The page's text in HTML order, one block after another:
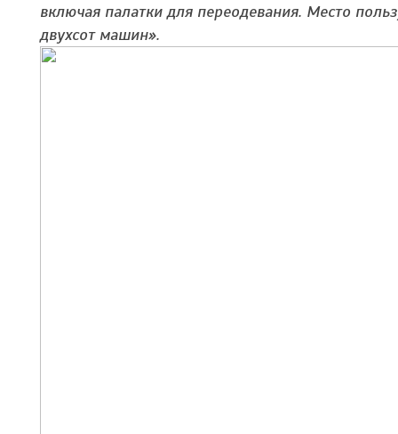
включая палатки для переодевания. Место
двухсот машин».